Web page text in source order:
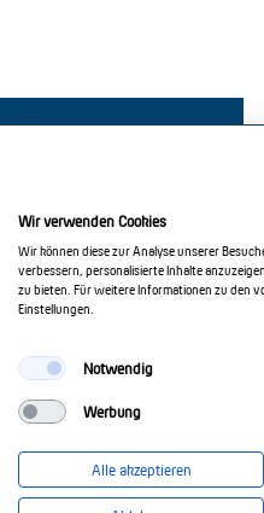
Impressum AGB
© 2017-2026
Wir verwenden Cookies
Wir können diese zur Analyse unserer
verbessern, personalisierte Inhalte
zu bieten. Für weitere Informationen zu den
Einstellungen.
Notwendig
Werbung
Alle akzeptieren